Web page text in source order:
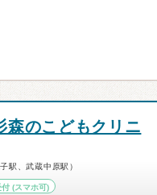
森のこどもクリニ
駅、武蔵中原駅）
付 (スマホ可)